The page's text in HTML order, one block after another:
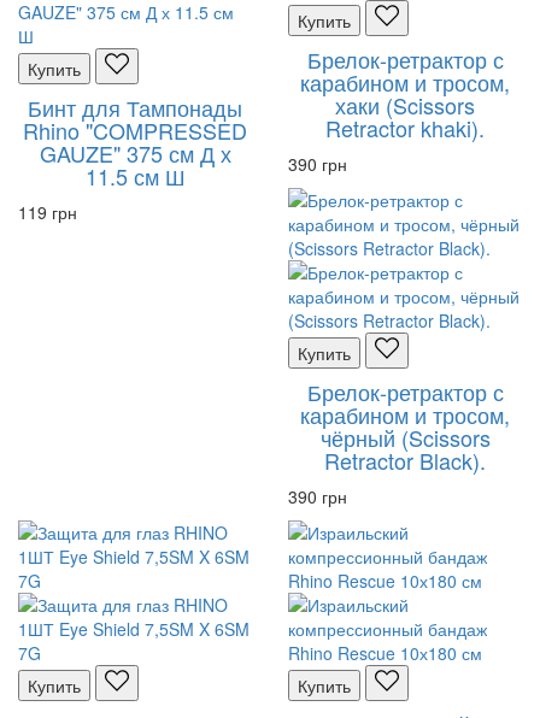
Купить
Бинт для Тампонады
Rhino "COMPRESSED
GAUZE" 375 см Д х
11.5 см Ш
119 грн
Купить
Брелок-ретрактор с
карабином и тросом,
хаки (Scissors
Retractor khaki).
390 грн
Купить
Брелок-ретрактор с
карабином и тросом,
чёрный (Scissors
Retractor Black).
390 грн
Купить Купить